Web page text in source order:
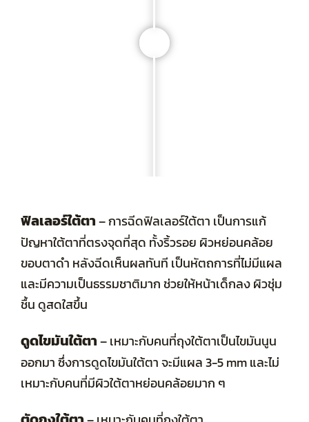
ฟิลเลอร์ใต้ตา–การฉีดฟิลเลอร์ใต้ตา เป็นการแก้
ปัญหาใต้ตาที่ตรงจุดที่สุด ทั้งริ้วรอย ผิวหย่อนคล้อย
ขอบตาดำ หลังฉีดเห็นผลทันที เป็นหัตถการที่ไม่มีแผล
และมีความเป็นธรรมชาติมาก ช่วยให้หน้าเด็กลง ผิวชุ่ม
ชื้น ดูสดใสขึ้น
ดูดไขมันใต้ตา– เหมาะกับคนที่ถุงใต้ตาเป็นไขมันนูน
ออกมา ซึ่งการดูดไขมันใต้ตา จะมีแผล 3-5 mm และไม่
เหมาะกับคนที่มีผิวใต้ตาหย่อนคล้อยมาก ๆ